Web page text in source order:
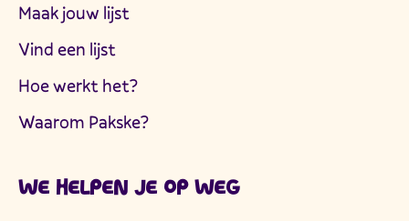
Maak jouw lijst
Vind een lijst
Hoe werkt het?
Waarom Pakske?
WE HELPEN JE OP WEG